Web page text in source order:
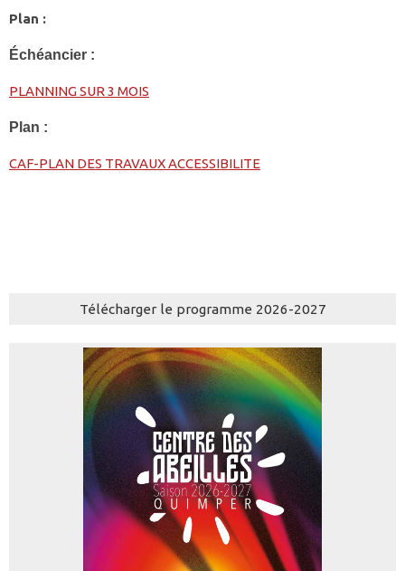
Plan :
Échéancier :
PLANNING SUR 3 MOIS
Plan :
CAF-PLAN DES TRAVAUX ACCESSIBILITE
Télécharger le programme 2026-2027